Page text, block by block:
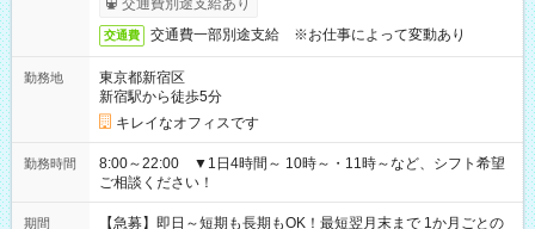
交通費別途支給あり
交通費 交通費一部別途支給 ※お仕事によって変動あり
勤務地
東京都新宿区
新宿駅から徒歩5分
キレイなオフィスです
勤務時間
8:00～22:00 ▼1日4時間～ 10時～・11時～など、シフト希望
ご相談ください！
期間
【急募】即日～短期も長期もOK！最短翌月末まで 1か月ごとの